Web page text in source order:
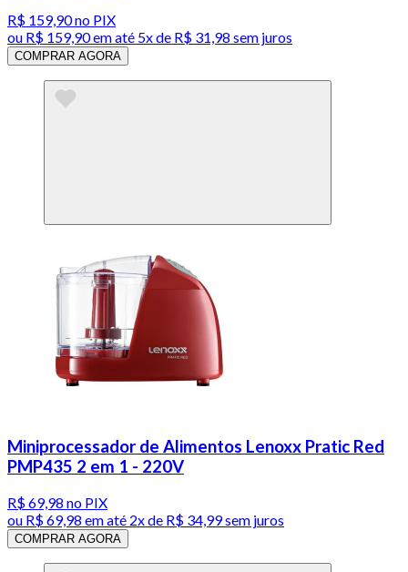
R$ 159,90no PIX
ou R$ 159,90em até 5x de R$ 31,98 sem juros
COMPRAR AGORA
Miniprocessador de Alimentos Lenoxx Pratic Red
PMP435 2 em 1 - 220V
R$ 69,98 no PIX
ou R$ 69,98 em até 2x de R$ 34,99 sem juros
COMPRAR AGORA